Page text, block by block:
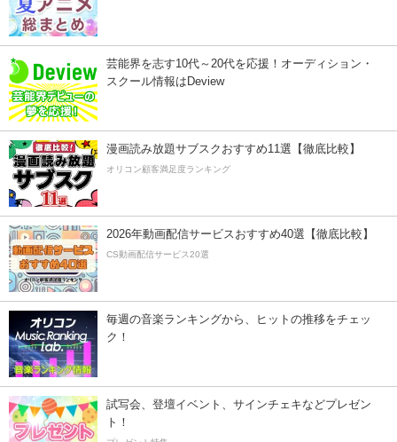
芸能界を志す10代～20代を応援！オーディション・
スクール情報はDeview
漫画読み放題サブスクおすすめ11選【徹底比較】
オリコン顧客満足度ランキング
2026年動画配信サービスおすすめ40選【徹底比較】
CS動画配信サービス20選
毎週の音楽ランキングから、ヒットの推移をチェッ
ク！
試写会、登壇イベント、サインチェキなどプレゼン
ト！